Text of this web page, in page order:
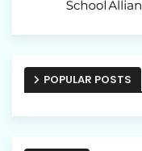
POPULAR POSTS